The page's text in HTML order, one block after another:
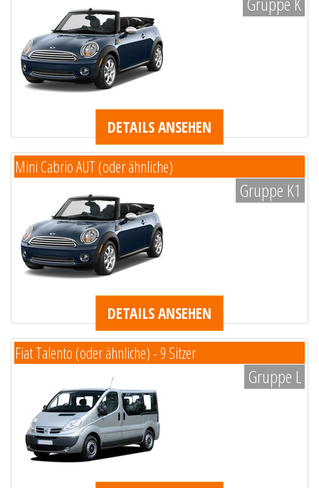
DETAILS ANSEHEN
Mini Cabrio AUT (oder ähnliche)
Gruppe K1
DETAILS ANSEHEN
Fiat Talento (oder ähnliche) - 9 Sitzer
Gruppe L